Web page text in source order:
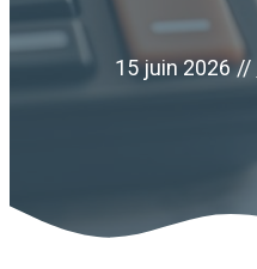
15 juin 2026 //